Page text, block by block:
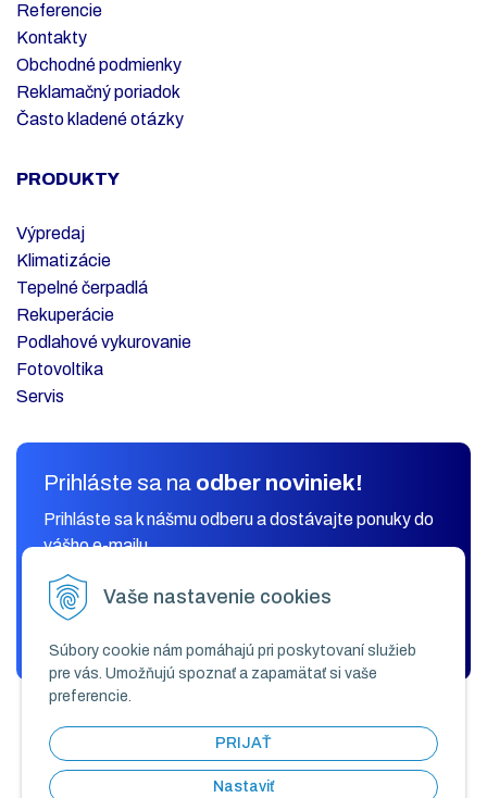
Vaše nastavenie cookies
Súbory cookie nám pomáhajú pri poskytovaní služieb
pre vás. Umožňujú spoznať a zapamätať si vaše
preferencie.
PRIJAŤ
Nastaviť
Referencie
Kontakty
Obchodné podmienky
Reklamačný poriadok
Často kladené otázky
PRODUKTY
Výpredaj
Klimatizácie
Tepelné čerpadlá
Rekuperácie
Podlahové vykurovanie
Fotovoltika
Servis
Prihláste sa na odber noviniek!
Prihláste sa k nášmu odberu a dostávajte ponuky do
vášho e-mailu.